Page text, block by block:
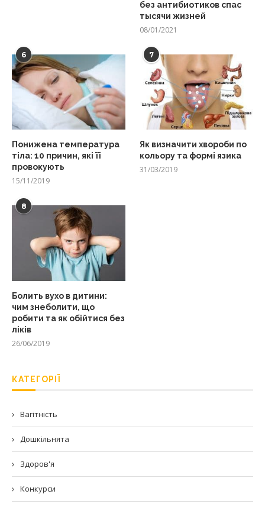
без антибиотиков спас
тысячи жизней
08/01/2021
6
Понижена температура
тіла: 10 причин, які її
провокують
15/11/2019
7
Як визначити хвороби по
кольору та формі язика
31/03/2019
8
Болить вухо в дитини:
чим знеболити, що
робити та як обійтися без
ліків
26/06/2019
КАТЕГОРІЇ
Вагітність
Дошкільнята
Здоров'я
Конкурси